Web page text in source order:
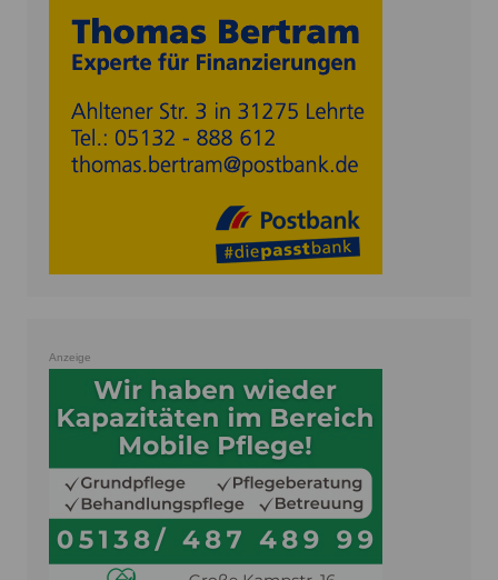
Anzeige